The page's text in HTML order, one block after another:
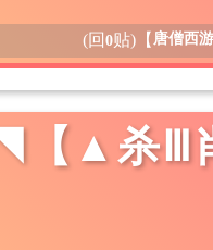
(回0贴) 【唐僧西
【▲杀Ⅲ